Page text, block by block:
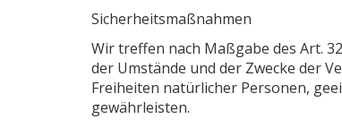
Sicherheitsmaßnahmen
Wir treffen nach Maßgabe des Art.
der Umstände und der Zwecke der
Freiheiten natürlicher Personen,
gewährleisten.